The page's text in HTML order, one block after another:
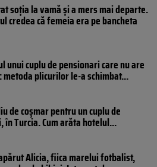
soția la vamă și a mers mai departe.
credea că femeia era pe bancheta
unui cuplu de pensionari care nu are
plicurilor le-a schimbat...
de coșmar pentru un cuplu de
în Turcia. Cum arăta hotelul...
Alicia, fiica marelui fotbalist,